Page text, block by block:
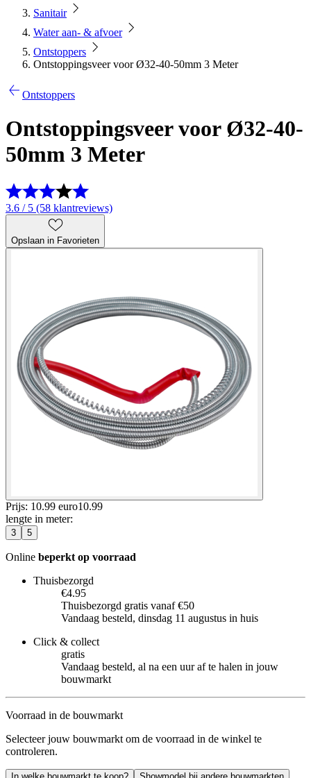
Sanitair
Water aan- & afvoer
Ontstoppers
Ontstoppingsveer voor Ø32-40-50mm 3 Meter
Ontstoppers
Ontstoppingsveer voor Ø32-40-
50mm 3 Meter
3.6 / 5 (58 klantreviews)
Opslaan in Favorieten
Prijs: 10.99 euro10.99
lengte in meter:
3 5
Online beperkt op voorraad
Thuisbezorgd
€4.95
Thuisbezorgd gratis vanaf €50
Vandaag besteld, dinsdag 11 augustus in huis
Click & collect
gratis
Vandaag besteld, al na een uur af te halen in jouw
bouwmarkt
Voorraad in de bouwmarkt
Selecteer jouw bouwmarkt om de voorraad in de winkel te
controleren.